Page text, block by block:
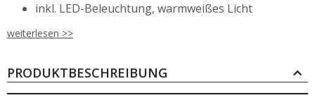
inkl. LED-Beleuchtung, warmweißes Licht
Netzschalter rechts (bedienerseitig)
Stromversorgung 230V, 50 Hz
geeignete Modulgrößen: 799x750 mm; 830x620
weiterlesen >>
PRODUKTBESCHREIBUNG